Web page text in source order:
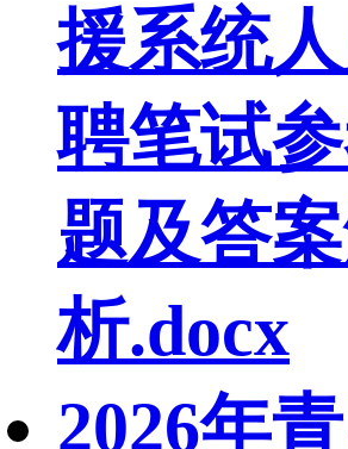
援系统
聘笔试
题及答
析.docx
2026年